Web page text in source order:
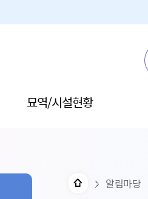
묘역/시설현황
알림마당